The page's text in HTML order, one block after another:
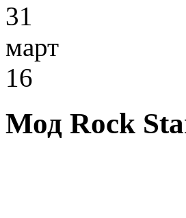
31
март
16
Мод Rock